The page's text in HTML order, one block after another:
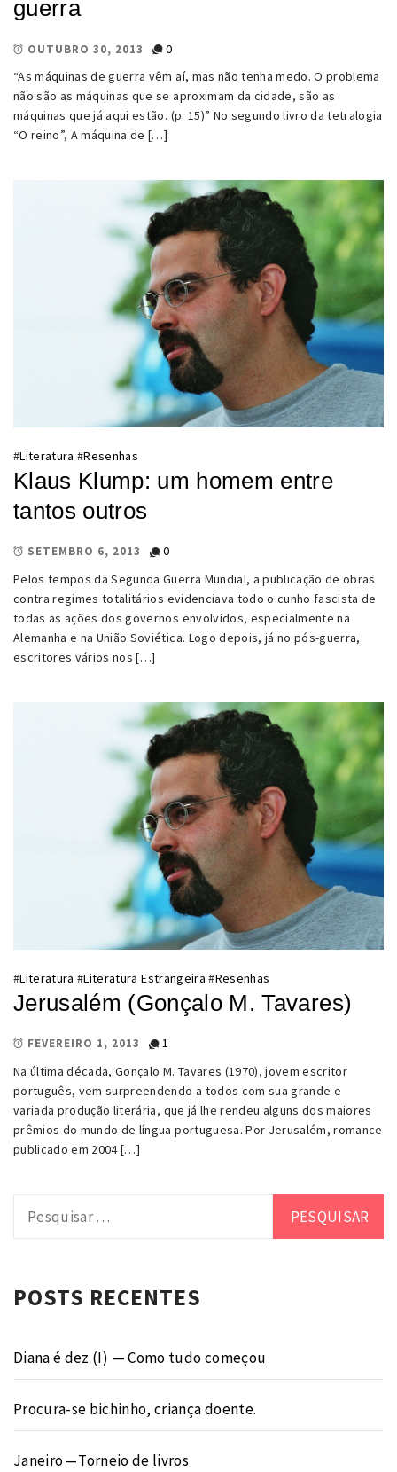
guerra
OUTUBRO 30, 2013
0
“As máquinas de guerra vêm aí, mas não tenha medo. O problema
não são as máquinas que se aproximam da cidade, são as
máquinas que já aqui estão. (p. 15)” No segundo livro da tetralogia
“O reino”, A máquina de […]
#Literatura #Resenhas
Klaus Klump: um homem entre
tantos outros
SETEMBRO 6, 2013
0
Pelos tempos da Segunda Guerra Mundial, a publicação de obras
contra regimes totalitários evidenciava todo o cunho fascista de
todas as ações dos governos envolvidos, especialmente na
Alemanha e na União Soviética. Logo depois, já no pós-guerra,
escritores vários nos […]
#Literatura #Literatura Estrangeira #Resenhas
Jerusalém (Gonçalo M. Tavares)
FEVEREIRO 1, 2013
1
Na última década, Gonçalo M. Tavares (1970), jovem escritor
português, vem surpreendendo a todos com sua grande e
variada produção literária, que já lhe rendeu alguns dos maiores
prêmios do mundo de língua portuguesa. Por Jerusalém, romance
publicado em 2004 […]
POSTS RECENTES
Diana é dez (I) — Como tudo começou
Procura-se bichinho, criança doente.
Janeiro — Torneio de livros